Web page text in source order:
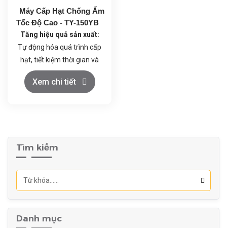
Máy Cấp Hạt Chống Ẩm
Tốc Độ Cao - TY-150YB
Tăng hiệu quả sản xuất:
Tự động hóa quá trình cấp
hạt, tiết kiệm thời gian và
nhân công.
Đảm bảo chất lượng sản
Nâng cao tính chuyên
nghiệp:Đáp ứng các tiêu
Xem chi tiết
Tìm kiếm
Danh mục